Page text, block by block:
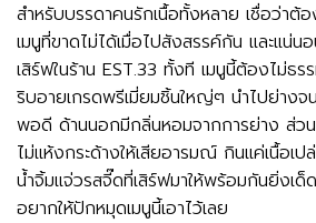
สำหรับบรรดาคนรักเนื้อทั้งหลาย เชื่อว่าต้
เมนูที่ขาดไม่ได้เมื่อไปสังสรรค์กัน และแน่น
เสิร์ฟในร้าน EST.33 ทั้งที เมนูนี้ต้องไม่ธรร
ริบอายเกรดพรีเมี่ยมชิ้นใหญ่ๆ นำไปย่าง
พอดี ด้านนอกมีกลิ่นหอมจากการย่าง ส่ว
ไม่แห้งกระด้างให้เสียอารมณ์ กินแค่เนื้อเ
น้ำจิ้มแจ่วรสจี๊ดที่เสิร์ฟมาให้พร้อมกันยิ่งเด็
อยากให้ปักหมุดเมนูนี้เอาไว้เลย